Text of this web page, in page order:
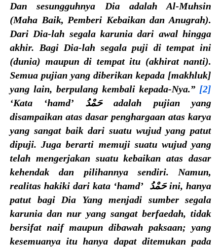
Dan sesungguhnya Dia adalah Al-Muhsin
(Maha Baik, Pemberi Kebaikan dan Anugrah).
Dari Dia-lah segala karunia dari awal hingga
akhir. Bagi Dia-lah segala puji di tempat ini
(dunia) maupun di tempat itu (akhirat nanti).
Semua pujian yang diberikan kepada [makhluk]
yang lain, berpulang kembali kepada-Nya.” [2]
‘Kata ‘hamd’ حَمْدُ adalah pujian yang
disampaikan atas dasar penghargaan atas karya
yang sangat baik dari suatu wujud yang patut
dipuji. Juga berarti memuji suatu wujud yang
telah mengerjakan suatu kebaikan atas dasar
kehendak dan pilihannya sendiri. Namun,
realitas hakiki dari kata ‘hamd’ حَمْدُ ini, hanya
patut bagi Dia Yang menjadi sumber segala
karunia dan nur yang sangat berfaedah, tidak
bersifat naif maupun dibawah paksaan; yang
kesemuanya itu hanya dapat ditemukan pada